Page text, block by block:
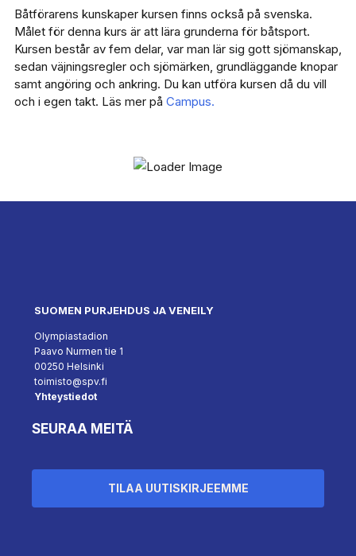
Båtförarens kunskaper kursen finns också på svenska.
Målet för denna kurs är att lära grunderna för båtsport.
Kursen består av fem delar, var man lär sig gott sjömanskap,
sedan väjningsregler och sjömärken, grundläggande knopar
samt angöring och ankring. Du kan utföra kursen då du vill
och i egen takt. Läs mer på Campus.
SUOMEN PURJEHDUS JA VENEILY
Olympiastadion
Paavo Nurmen tie 1
00250 Helsinki
toimisto@spv.fi
Yhteystiedot
SEURAA MEITÄ
TILAA UUTISKIRJEEMME